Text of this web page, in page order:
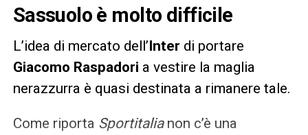
Sassuolo è molto difficile
L’idea di mercato dell’Inter di portare
Giacomo Raspadori a vestire la maglia
nerazzurra è quasi destinata a rimanere tale.
Come riporta Sportitalianon c’è una